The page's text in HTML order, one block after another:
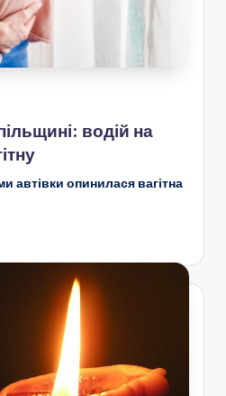
водій на
автівки опинилася вагітна